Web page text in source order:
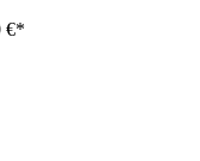
€*